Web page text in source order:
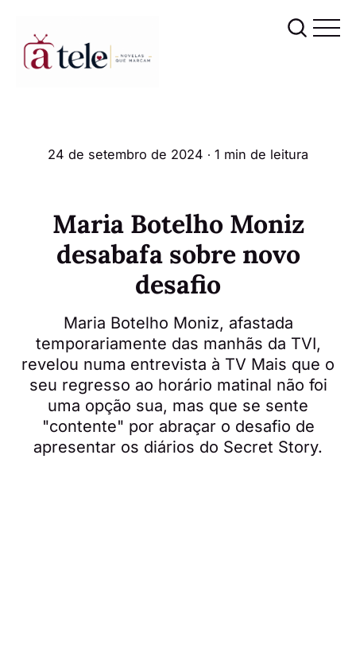
24 de setembro de 2024 ∙ 1 min de leitura
Maria Botelho Moniz
desabafa sobre novo
desafio
Maria Botelho Moniz, afastada
temporariamente das manhãs da TVI,
revelou numa entrevista à TV Mais que o
seu regresso ao horário matinal não foi
uma opção sua, mas que se sente
"contente" por abraçar o desafio de
apresentar os diários do Secret Story.